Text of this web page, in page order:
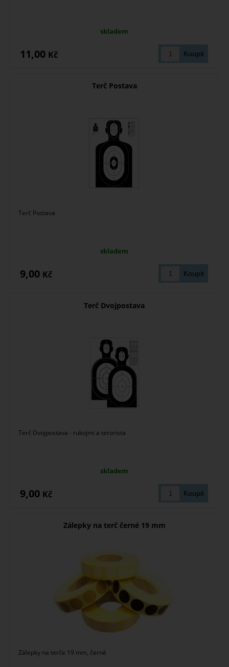
skladem
11,00 Kč
Terč Postava
Terč Postava
skladem
9,00 Kč
Terč Dvojpostava
Terč Dvojpostava - rukojmí a terorista
skladem
9,00 Kč
Zálepky na terč černé 19 mm
Zálepky na terče 19 mm, černé